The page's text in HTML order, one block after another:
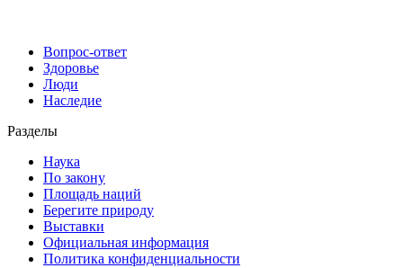
Вопрос-ответ
Здоровье
Люди
Наследие
Разделы
Наука
По закону
Площадь наций
Берегите природу
Выставки
Официальная информация
Политика конфиденциальности